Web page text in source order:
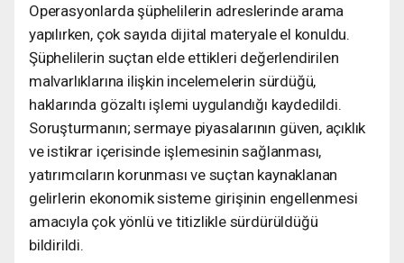
Operasyonlarda şüphelilerin adreslerinde arama
yapılırken, çok sayıda dijital materyale el konuldu.
Şüphelilerin suçtan elde ettikleri değerlendirilen
malvarlıklarına ilişkin incelemelerin sürdüğü,
haklarında gözaltı işlemi uygulandığı kaydedildi.
Soruşturmanın; sermaye piyasalarının güven, açıklık
ve istikrar içerisinde işlemesinin sağlanması,
yatırımcıların korunması ve suçtan kaynaklanan
gelirlerin ekonomik sisteme girişinin engellenmesi
amacıyla çok yönlü ve titizlikle sürdürüldüğü
bildirildi.